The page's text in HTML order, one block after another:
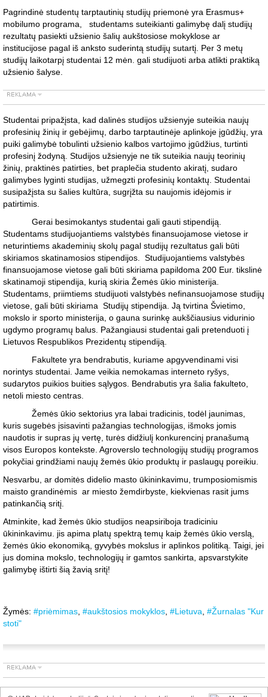
Pagrindinė studentų tarptautinių studijų priemonė yra Erasmus+
mobilumo programa, studentams suteikianti galimybę dalį studijų
rezultatų pasiekti užsienio šalių aukštosiose mokyklose ar
institucijose pagal iš anksto suderintą studijų sutartį. Per 3 metų
studijų laikotarpį studentai 12 mėn. gali studijuoti arba atlikti praktiką
užsienio šalyse.
Studentai pripažįsta, kad dalinės studijos užsienyje suteikia naujų
profesinių žinių ir gebėjimų, darbo tarptautinėje aplinkoje įgūdžių, yra
puiki galimybė tobulinti užsienio kalbos vartojimo įgūdžius, turtinti
profesinį žodyną. Studijos užsienyje ne tik suteikia naujų teorinių
žinių, praktinės patirties, bet praplečia studento akiratį, sudaro
galimybes lyginti studijas, užmegzti profesinių kontaktų. Studentai
susipažįsta su šalies kultūra, sugrįžta su naujomis idėjomis ir
patirtimis.
Gerai besimokantys studentai gali gauti stipendiją.
Studentams studijuojantiems valstybės finansuojamose vietose ir
neturintiems akademinių skolų pagal studijų rezultatus gali būti
skiriamos skatinamosios stipendijos. Studijuojantiems valstybės
finansuojamose vietose gali būti skiriama papildoma 200 Eur. tikslinė
skatinamoji stipendija, kurią skiria Žemės ūkio ministerija.
Studentams, priimtiems studijuoti valstybės nefinansuojamose studijų
vietose, gali būti skiriama Studijų stipendija. Ją tvirtina Švietimo,
mokslo ir sporto ministerija, o gauna surinkę aukščiausius vidurinio
ugdymo programų balus. Pažangiausi studentai gali pretenduoti į
Lietuvos Respublikos Prezidentų stipendiją.
Fakultete yra bendrabutis, kuriame apgyvendinami visi
norintys studentai. Jame veikia nemokamas interneto ryšys,
sudarytos puikios buities sąlygos. Bendrabutis yra šalia fakulteto,
netoli miesto centras.
Žemės ūkio sektorius yra labai tradicinis, todėl jaunimas,
kuris sugebės įsisavinti pažangias technologijas, išmoks jomis
naudotis ir supras jų vertę, turės didžiulį konkurencinį pranašumą
visos Europos kontekste. Agroverslo technologijų studijų programos
pokyčiai grindžiami naujų žemės ūkio produktų ir paslaugų poreikiu.
Nesvarbu, ar domitės didelio masto ūkininkavimu, trumposiomismis
maisto grandinėmis ar miesto žemdirbyste, kiekvienas rasit jums
patinkančią sritį.
Atminkite, kad žemės ūkio studijos neapsiriboja tradiciniu
ūkininkavimu. jis apima platų spektrą temų kaip žemės ūkio verslą,
žemės ūkio ekonomiką, gyvybės mokslus ir aplinkos politiką. Taigi, jei
jus domina mokslo, technologijų ir gamtos sankirta, apsvarstykite
galimybę ištirti šią žavią sritį!
Žymės: #priėmimas, #aukštosios mokyklos, #Lietuva, #Žurnalas "Kur
stoti"